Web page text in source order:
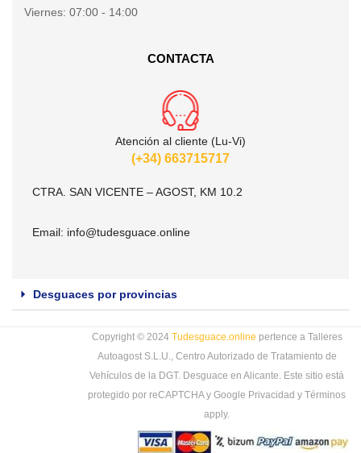
Viernes: 07:00 - 14:00
CONTACTA
Atención al cliente (Lu-Vi)
(+34) 663715717
CTRA. SAN VICENTE – AGOST, KM 10.2
Email: info@tudesguace.online
Desguaces por provincias
Copyright © 2024 Tudesguace.online pertence a Talleres
Autoagost S.L.U., Centro Autorizado de Tratamiento de
Vehículos de la DGT. Desguace en Alicante. Este sitio está
protegido por reCAPTCHA y Google Privacidad y Términos
apply.